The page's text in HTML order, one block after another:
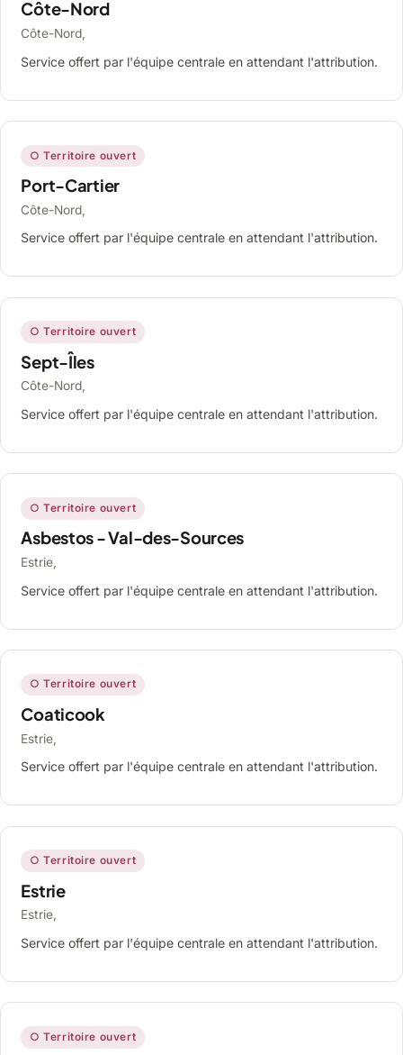
Côte-Nord
Côte-Nord,
Service offert par l'équipe centrale en attendant l'attribution.
○ Territoire ouvert
Port-Cartier
Côte-Nord,
Service offert par l'équipe centrale en attendant l'attribution.
○ Territoire ouvert
Sept-Îles
Côte-Nord,
Service offert par l'équipe centrale en attendant l'attribution.
○ Territoire ouvert
Asbestos - Val-des-Sources
Estrie,
Service offert par l'équipe centrale en attendant l'attribution.
○ Territoire ouvert
Coaticook
Estrie,
Service offert par l'équipe centrale en attendant l'attribution.
○ Territoire ouvert
Estrie
Estrie,
Service offert par l'équipe centrale en attendant l'attribution.
○ Territoire ouvert